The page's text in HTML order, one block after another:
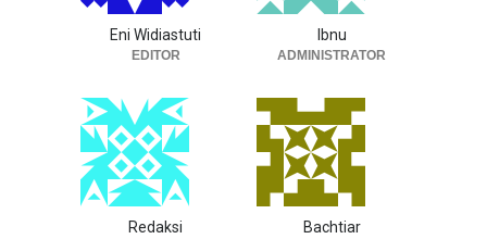
Eni Widiastuti
EDITOR
Ibnu
ADMINISTRATOR
Redaksi Bachtiar